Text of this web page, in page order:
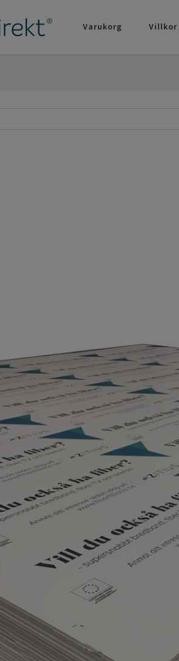
Varukorg Villkor